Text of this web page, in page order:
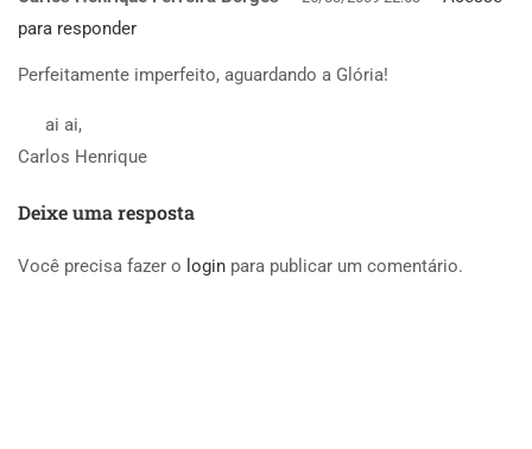
para responder
Perfeitamente imperfeito, aguardando a Glória!
ai ai,
Carlos Henrique
Deixe uma resposta
Você precisa fazer o login para publicar um comentário.